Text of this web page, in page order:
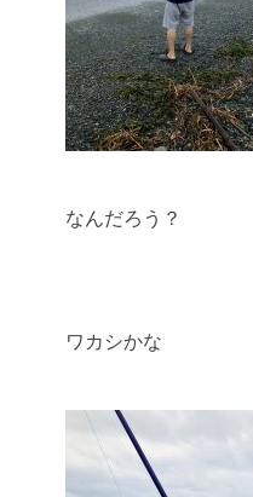
なんだろう？
ワカシかな